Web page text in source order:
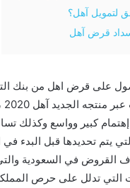
لتمويل آهل؟
قرض آهل
قرض اهل من بنك التنمية
إهتمام كبير وواسع وكذلك
يتم تحديدها قبل البدء
القروض في السعودية
التي تدلل على حرص